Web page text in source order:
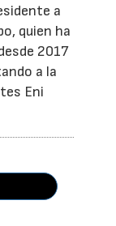
a
quien ha
2017
a la
Eni